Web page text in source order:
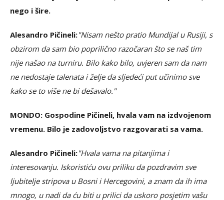
nego i šire.
Alesandro Pičineli:"Nisam nešto pratio Mundijal u Rusiji, s
obzirom da sam bio poprilično razočaran što se naš tim
nije našao na turniru. Bilo kako bilo, uvjeren sam da nam
ne nedostaje talenata i želje da sljedeći put učinimo sve
kako se to više ne bi dešavalo."
MONDO: Gospodine Pičineli, hvala vam na izdvojenom
vremenu. Bilo je zadovoljstvo razgovarati sa vama.
Alesandro Pičineli:"Hvala vama na pitanjima i
interesovanju. Iskoristiću ovu priliku da pozdravim sve
ljubitelje stripova u Bosni i Hercegovini, a znam da ih ima
mnogo, u nadi da ću biti u prilici da uskoro posjetim vašu